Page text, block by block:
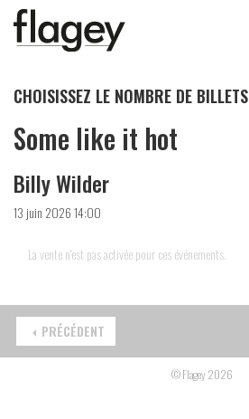
CHOISISSEZ LE NOMBRE DE BILLETS
Some like it hot
Billy Wilder
13 juin 2026 14:00
La vente n'est pas activée pour ces événements.
PRÉCÉDENT
© Flagey 2026